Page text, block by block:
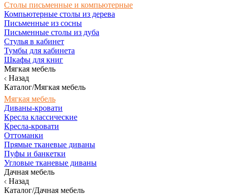
Столы письменные и компьютерные
Компьютерные столы из дерева
Письменные из сосны
Письменные столы из дуба
Стулья в кабинет
Тумбы для кабинета
Шкафы для книг
Мягкая мебель
Назад
Каталог/Мягкая мебель
Мягкая мебель
Диваны-кровати
Кресла классические
Кресла-кровати
Оттоманки
Прямые тканевые диваны
Пуфы и банкетки
Угловые тканевые диваны
Дачная мебель
Назад
Каталог/Дачная мебель